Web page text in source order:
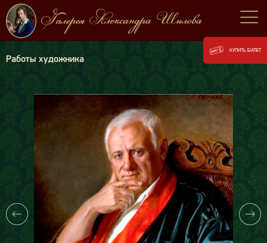
Работы художника
КУПИТЬ БИЛЕТ